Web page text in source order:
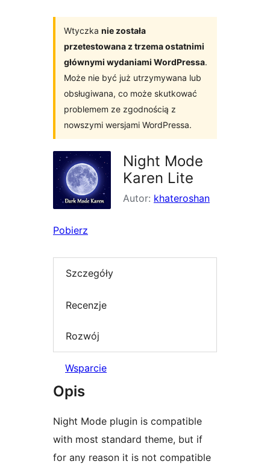
Wtyczka nie została
przetestowana z trzema ostatnimi
głównymi wydaniami WordPressa.
Może nie być już utrzymywana lub
obsługiwana, co może skutkować
problemem ze zgodnością z
nowszymi wersjami WordPressa.
Night Mode
Karen Lite
Autor: khateroshan
Pobierz
Szczegóły
Recenzje
Rozwój
Wsparcie
Opis
Night Mode plugin is compatible
with most standard theme, but if
for any reason it is not compatible